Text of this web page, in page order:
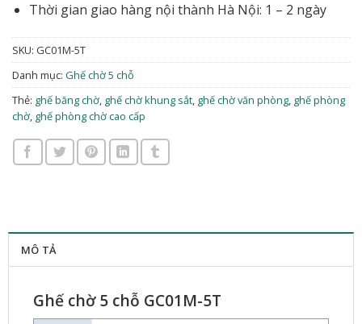
Thời gian giao hàng nội thành Hà Nội: 1 – 2 ngày
SKU: GC01M-5T
Danh mục: Ghế chờ 5 chỗ
Thẻ: ghế băng chờ, ghế chờ khung sắt, ghế chờ văn phòng, ghế phòng
chờ, ghế phòng chờ cao cấp
MÔ TẢ
Ghế chờ 5 chỗ GC01M-5T